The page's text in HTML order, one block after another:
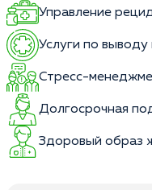
Управление
Услуги по выводу
Стресс-
Долгосрочная
Здоровый образ